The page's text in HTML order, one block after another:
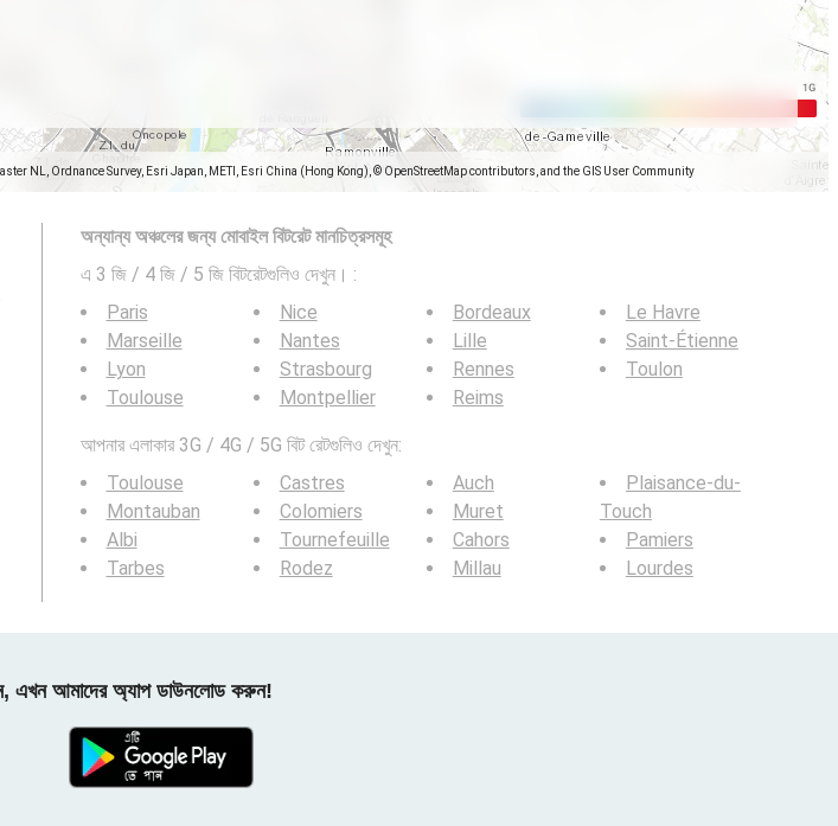
NL, Ordnance Survey, Esri Japan, METI, Esri China (Hong Kong), © OpenStreetMap contributors, and the GIS User Community
অন্যান্য অঞ্চলের জন্য মোবাইল বিটরেট মানচিত্রসমূহ
এ 3 জি / 4 জি / 5 জি বিটরেটগুলিও দেখুন। :
Paris
Marseille
Lyon
Toulouse
Nice
Nantes
Strasbourg
Montpellier
Bordeaux
Lille
Rennes
Reims
Le Havre
Saint-Étienne
Toulon
আপনার এলাকার 3G / 4G / 5G বিট রেটগুলিও দেখুন:
Toulouse
Montauban
Albi
Tarbes
Castres
Colomiers
Tournefeuille
Rodez
Auch
Muret
Cahors
Millau
Plaisance-du-
Touch
Pamiers
Lourdes
এখন আমাদের অ্যাপ ডাউনলোড করুন!